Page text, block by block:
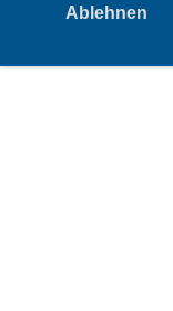
Ablehnen